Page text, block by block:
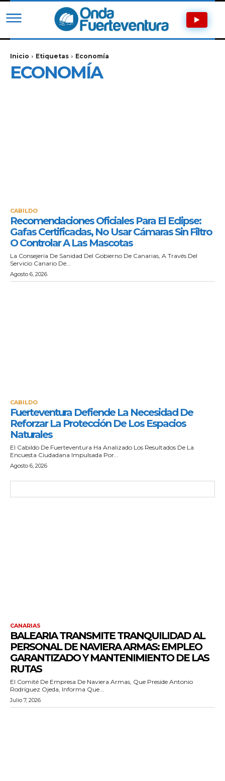
Inicio Etiquetas Economía
ECONOMÍA
CABILDO
Recomendaciones Oficiales Para El Eclipse:
Gafas Certificadas, No Usar Cámaras Sin Filtro
O Controlar A Las Mascotas
La Consejería De Sanidad Del Gobierno De Canarias, A Través Del
Servicio Canario De...
Agosto 6, 2026
CABILDO
Fuerteventura Defiende La Necesidad De
Reforzar La Protección De Los Espacios
Naturales
El Cabildo De Fuerteventura Ha Analizado Los Resultados De La
Encuesta Ciudadana Impulsada Por...
Agosto 6, 2026
CANARIAS
BALEARIA TRANSMITE TRANQUILIDAD AL
PERSONAL DE NAVIERA ARMAS: EMPLEO
GARANTIZADO Y MANTENIMIENTO DE LAS
RUTAS
El Comité De Empresa De Naviera Armas, Que Preside Antonio
Rodríguez Ojeda, Informa Que...
Julio 7, 2026